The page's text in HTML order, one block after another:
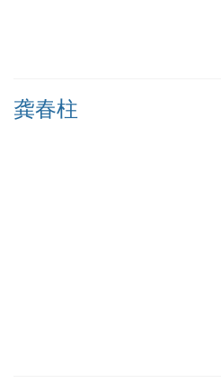
龚春柱